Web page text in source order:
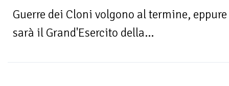
Guerre dei Cloni volgono al termine,
sarà il Grand'Esercito della...